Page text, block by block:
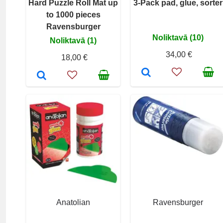
Hard Puzzle Roll Mat up
to 1000 pieces
Ravensburger
Noliktavā (1)
18,00 €
3-Pack pad, glue, sorter
Noliktavā (10)
34,00 €
Anatolian Ravensburger